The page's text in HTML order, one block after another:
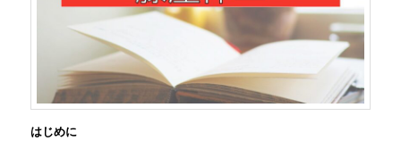
はじめに